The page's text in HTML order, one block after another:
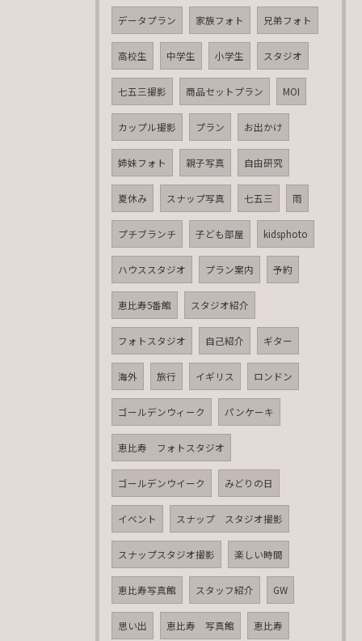
データプラン 家族フォト 兄弟フォト
高校生 中学生 小学生 スタジオ
七五三撮影 商品セットプラン MOI
カップル撮影 プラン お出かけ
姉妹フォト 親子写真 自由研究
夏休み スナップ写真 七五三 雨
プチブランチ 子ども部屋 kidsphoto
ハウススタジオ プラン案内 予約
恵比寿5番館 スタジオ紹介
フォトスタジオ 自己紹介 ギター
海外 旅行 イギリス ロンドン
ゴールデンウィーク パンケーキ
恵比寿 フォトスタジオ
ゴールデンウイーク みどりの日
イベント スナップ スタジオ撮影
スナップスタジオ撮影 楽しい時間
恵比寿写真館 スタッフ紹介 GW
思い出 恵比寿 写真館 恵比寿